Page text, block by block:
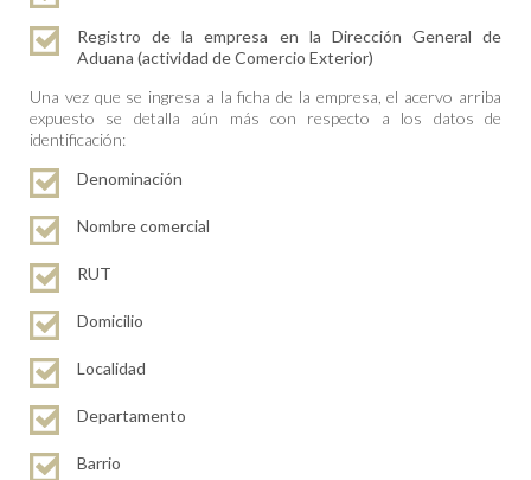
Registro de la empresa en la Dirección General de
Aduana (actividad de Comercio Exterior)
Una vez que se ingresa a la ficha de la empresa, el acervo arriba
expuesto se detalla aún más con respecto a los datos de
identificación:
Denominación
Nombre comercial
RUT
Domicilio
Localidad
Departamento
Barrio